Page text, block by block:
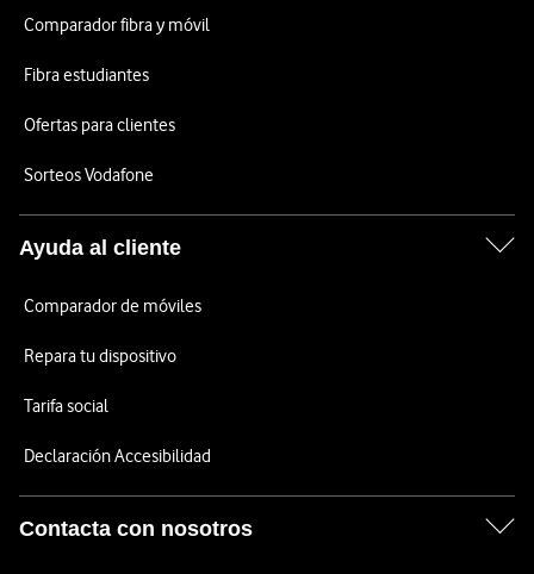
Comparador fibra y móvil
Fibra estudiantes
Ofertas para clientes
Sorteos Vodafone
Ayuda al cliente
Comparador de móviles
Repara tu dispositivo
Tarifa social
Declaración Accesibilidad
Contacta con nosotros